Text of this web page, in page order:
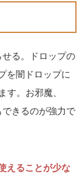
る。ドロップの
を闇ドロップに
す。お邪魔、
きるのが強力で
えることが少な